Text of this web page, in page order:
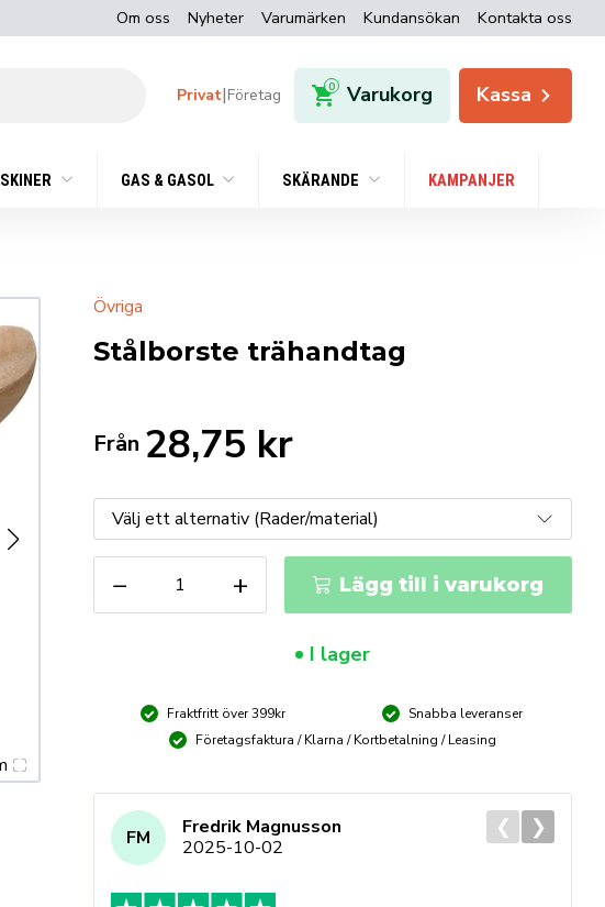
Om oss Nyheter Varumärken Kundansökan Kontakta oss
Privat|Företag 0 Varukorg Kassa
GAS & GASOL SKÄRANDE KAMPANJER
Övriga
Stålborste trähandtag
Från 28,75 kr
−
trähandtag
mängd
+ Lägg till i varukorg
I lager
Fraktfritt över 399kr
Snabba leveranser
Företagsfaktura / Klarna / Kortbetalning / Leasing
FM
Fredrik Magnusson
2025-10-02
❮ ❯